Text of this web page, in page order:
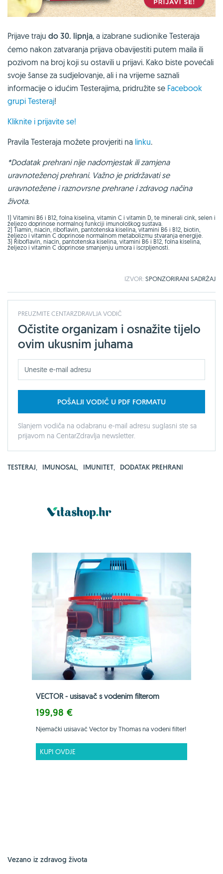
Prijave traju do 30. lipnja, a izabrane sudionike Testeraja
ćemo nakon zatvaranja prijava obavijestiti putem maila ili
pozivom na broj koji su ostavili u prijavi. Kako biste povećali
svoje šanse za sudjelovanje, ali i na vrijeme saznali
informacije o idućim Testerajima, pridružite se Facebook
grupi Testeraj!
Kliknite i prijavite se!
Pravila Testeraja možete provjeriti na linku.
*Dodatak prehrani nije nadomjestak ili zamjena
uravnoteženoj prehrani. Važno je pridržavati se
uravnotežene i raznovrsne prehrane i zdravog načina
života.
1) Vitamini B6 i B12, folna kiselina, vitamin C i vitamin D, te minerali cink, selen i
željezo doprinose normalnoj funkciji imunološkog sustava.
2) Tiamin, niacin, riboflavin, pantotenska kiselina, vitamini B6 i B12, biotin,
željezo i vitamin C doprinose normalnom metabolizmu stvaranja energije.
3) Riboflavin, niacin, pantotenska kiselina, vitamini B6 i B12, folna kiselina,
željezo i vitamin C doprinose smanjenju umora i iscrpljenosti.
IZVOR: SPONZORIRANI SADRŽAJ
PREUZMITE CENTARZDRAVLJA VODIČ
Očistite organizam i osnažite tijelo
ovim ukusnim juhama
POŠALJI VODIČ U PDF FORMATU
Slanjem vodiča na odabranu e-mail adresu suglasni ste sa
prijavom na CentarZdravlja newsletter.
TESTERAJ, IMUNOSAL, IMUNITET, DODATAK PREHRANI
VECTOR - usisavač s vodenim filterom
199,98 €
Njemački usisavač Vector by Thomas na vodeni filter!
KUPI OVDJE
Vezano iz zdravog života